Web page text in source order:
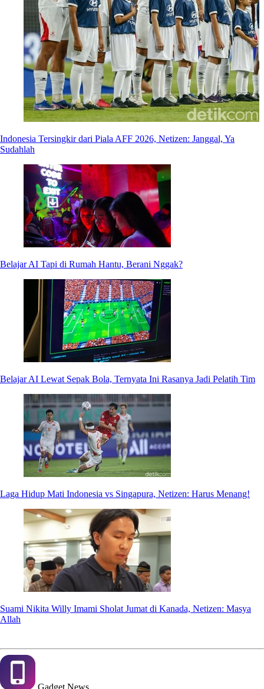
Indonesia Tersingkir dari Piala AFF 2026, Netizen: Janggal, Ya
Sudahlah
Belajar AI Tapi di Rumah Hantu, Berani Nggak?
Belajar AI Lewat Sepak Bola, Ternyata Ini Rasanya Jadi Pelatih Tim
Laga Hidup Mati Indonesia vs Singapura, Netizen: Harus Menang!
Suami Nikita Willy Imami Sholat Jumat di Kanada, Netizen: Masya
Allah
Gadget News